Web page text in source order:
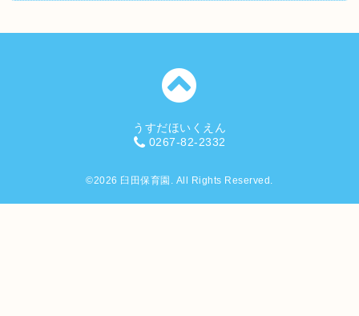
うすだほいくえん
0267-82-2332
©2026 臼田保育園 . All Rights Reserved.